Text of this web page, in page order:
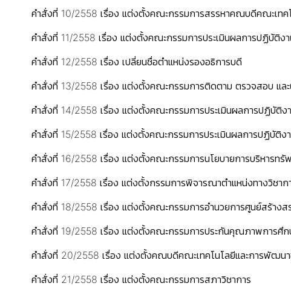
คำสั่งที่ 10/2558 เรื่อง แต่งตั้งคณะกรรมการสรรหาคณบดีคณะเทค
คำสั่งที่ 11/2558 เรื่อง แต่งตั้งคณะกรรมการประเมินผลการปฏิบัติง
คำสั่งที่ 12/2558 เรื่อง เปลี่ยนชื่อตำแหน่งรองอธิการบดี
คำสั่งที่ 13/2558 เรื่อง แต่งตั้งคณะกรรมการติดตาม ตรวจสอบ แล
คำสั่งที่ 14/2558 เรื่อง แต่งตั้งคณะกรรมการประเมินผลการปฏิบัติง
คำสั่งที่ 15/2558 เรื่อง แต่งตั้งคณะกรรมการประเมินผลการปฏิบั
คำสั่งที่ 16/2558 เรื่อง แต่งตั้งคณะกรรมการนโยบายการบริหารทรั
คำสั่งที่ 17/2558 เรื่อง แต่งตั้งกรรมการพิจารณาตำแหน่งทางวิชาก
คำสั่งที่ 18/2558 เรื่อง แต่งตั้งคณะกรรมการอำนวยการศูนย์สร้า
คำสั่งที่ 19/2558 เรื่อง แต่งตั้งคณะกรรมการประกันคุณภาพการศึ
คำสั่งที่ 20/2558 เรื่อง แต่งตั้งคณบดีคณะเทคโนโลยีและการพัฒน
คำสั่งที่ 21/2558 เรื่อง แต่งตั้งคณะกรรมการสภาวิชาการ